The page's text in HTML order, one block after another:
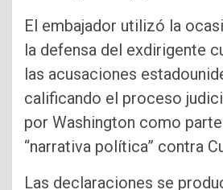
El embajador utilizó la
la defensa del exdirigente
las acusaciones
calificando el proceso
por Washington como
“narrativa política” contra
Las declaraciones se